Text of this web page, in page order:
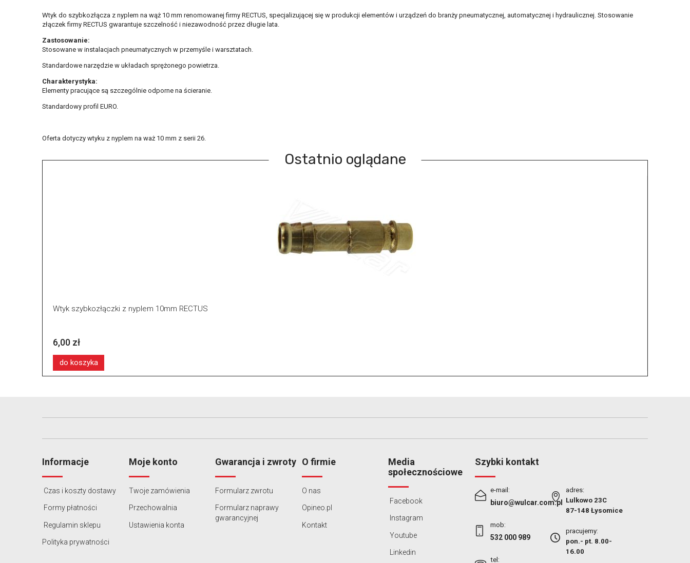
Wtyk do szybkozłącza z nyplem na wąż 10 mm renomowanej firmy RECTUS, specjalizującej się w produkcji elementów i urządzeń do branży pneumatycznej, automatycznej i hydraulicznej. Stosowanie
złączek firmy RECTUS gwarantuje szczelność i niezawodność przez długie lata.
Zastosowanie:
Stosowane w instalacjach pneumatycznych w przemyśle i warsztatach.
Standardowe narzędzie w układach sprężonego powietrza.
Charakterystyka:
Elementy pracujące są szczególnie odporne na ścieranie.
Standardowy profil EURO.
Oferta dotyczy wtyku z nyplem na waż 10 mm z serii 26.
Ostatnio oglądane
Wtyk szybkozłączki z nyplem 10mm RECTUS
6,00 zł
do koszyka
Informacje
Czas i koszty dostawy
Formy płatności
Regulamin sklepu
Polityka prywatności
Moje konto
Twoje zamówienia
Przechowalnia
Ustawienia konta
Gwarancja i zwroty
Formularz zwrotu
Formularz naprawy
gwarancyjnej
O firmie
O nas
Opineo.pl
Kontakt
Media
społecznościowe
Facebook
Instagram
Youtube
Linkedin
Szybki kontakt
e-mail:
biuro@wulcar.com.pl
mob:
532 000 989
tel:
adres:
Lulkowo 23C
87-148 Łysomice
pracujemy:
pon.- pt. 8.00-
16.00